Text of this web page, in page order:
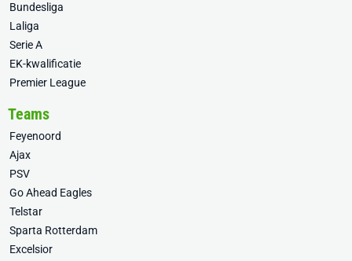
Bundesliga
Laliga
Serie A
EK-kwalificatie
Premier League
Teams
Feyenoord
Ajax
PSV
Go Ahead Eagles
Telstar
Sparta Rotterdam
Excelsior